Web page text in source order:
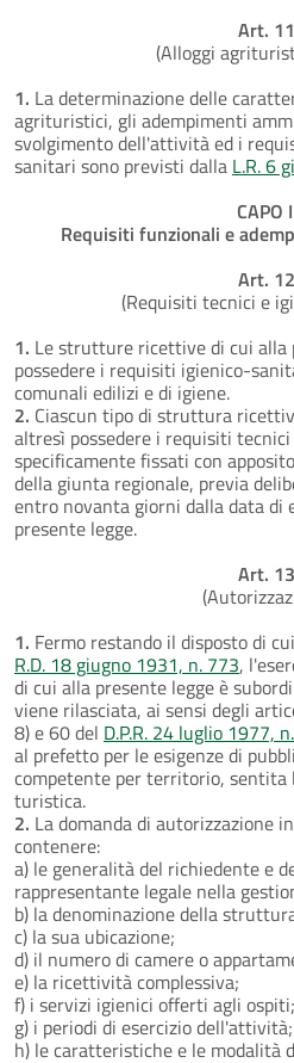
Art. 11
(Alloggi
1. La determinazione delle
agrituristici, gli adempimenti
svolgimento dell'attività ed i
sanitari sono previsti dalla L.R. 6
CAPO
Requisiti funzionali e
Art. 12
(Requisiti tecnici e
1. Le strutture ricettive di cui alla
possedere i requisiti igienico-
comunali edilizi e di igiene.
2. Ciascun tipo di struttura
altresì possedere i requisiti
specificamente fissati con
della giunta regionale, previa
entro novanta giorni dalla data di
presente legge.
Art. 13
1. Fermo restando il disposto di
R.D. 18 giugno 1931, n. 773,
di cui alla presente legge è
viene rilasciata, ai sensi degli
8) e 60 del D.P.R. 24 luglio 1977,
al prefetto per le esigenze di
competente per territorio, sentita
turistica.
2. La domanda di autorizzazione
contenere:
a) le generalità del richiedente e
rappresentante legale nella
b) la denominazione della
c) la sua ubicazione;
d) il numero di camere o
e) la ricettività complessiva;
f) i servizi igienici offerti agli ospiti;
g) i periodi di esercizio dell'attività;
h) le caratteristiche e le modalità